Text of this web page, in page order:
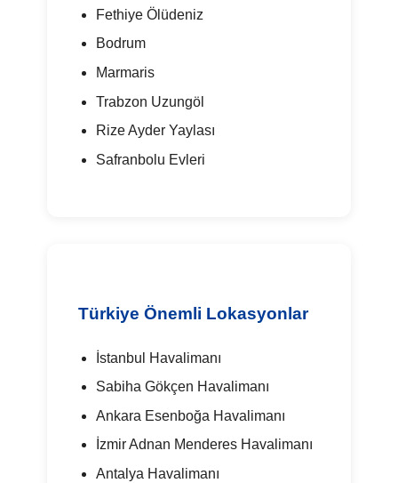
Fethiye Ölüdeniz
Bodrum
Marmaris
Trabzon Uzungöl
Rize Ayder Yaylası
Safranbolu Evleri
Türkiye Önemli Lokasyonlar
İstanbul Havalimanı
Sabiha Gökçen Havalimanı
Ankara Esenboğa Havalimanı
İzmir Adnan Menderes Havalimanı
Antalya Havalimanı